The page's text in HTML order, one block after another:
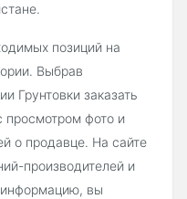
позиций на
Выбрав
Грунтовки заказать
фото и
о продавце. На сайте
производителей и
вы